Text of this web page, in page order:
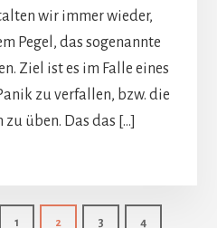
wir immer wieder,
Pegel, das sogenannte
Ziel ist es im Falle eines
zu verfallen, bzw. die
üben. Das das […]
Seite
1 Seite
2 Seite
3 Seite
4